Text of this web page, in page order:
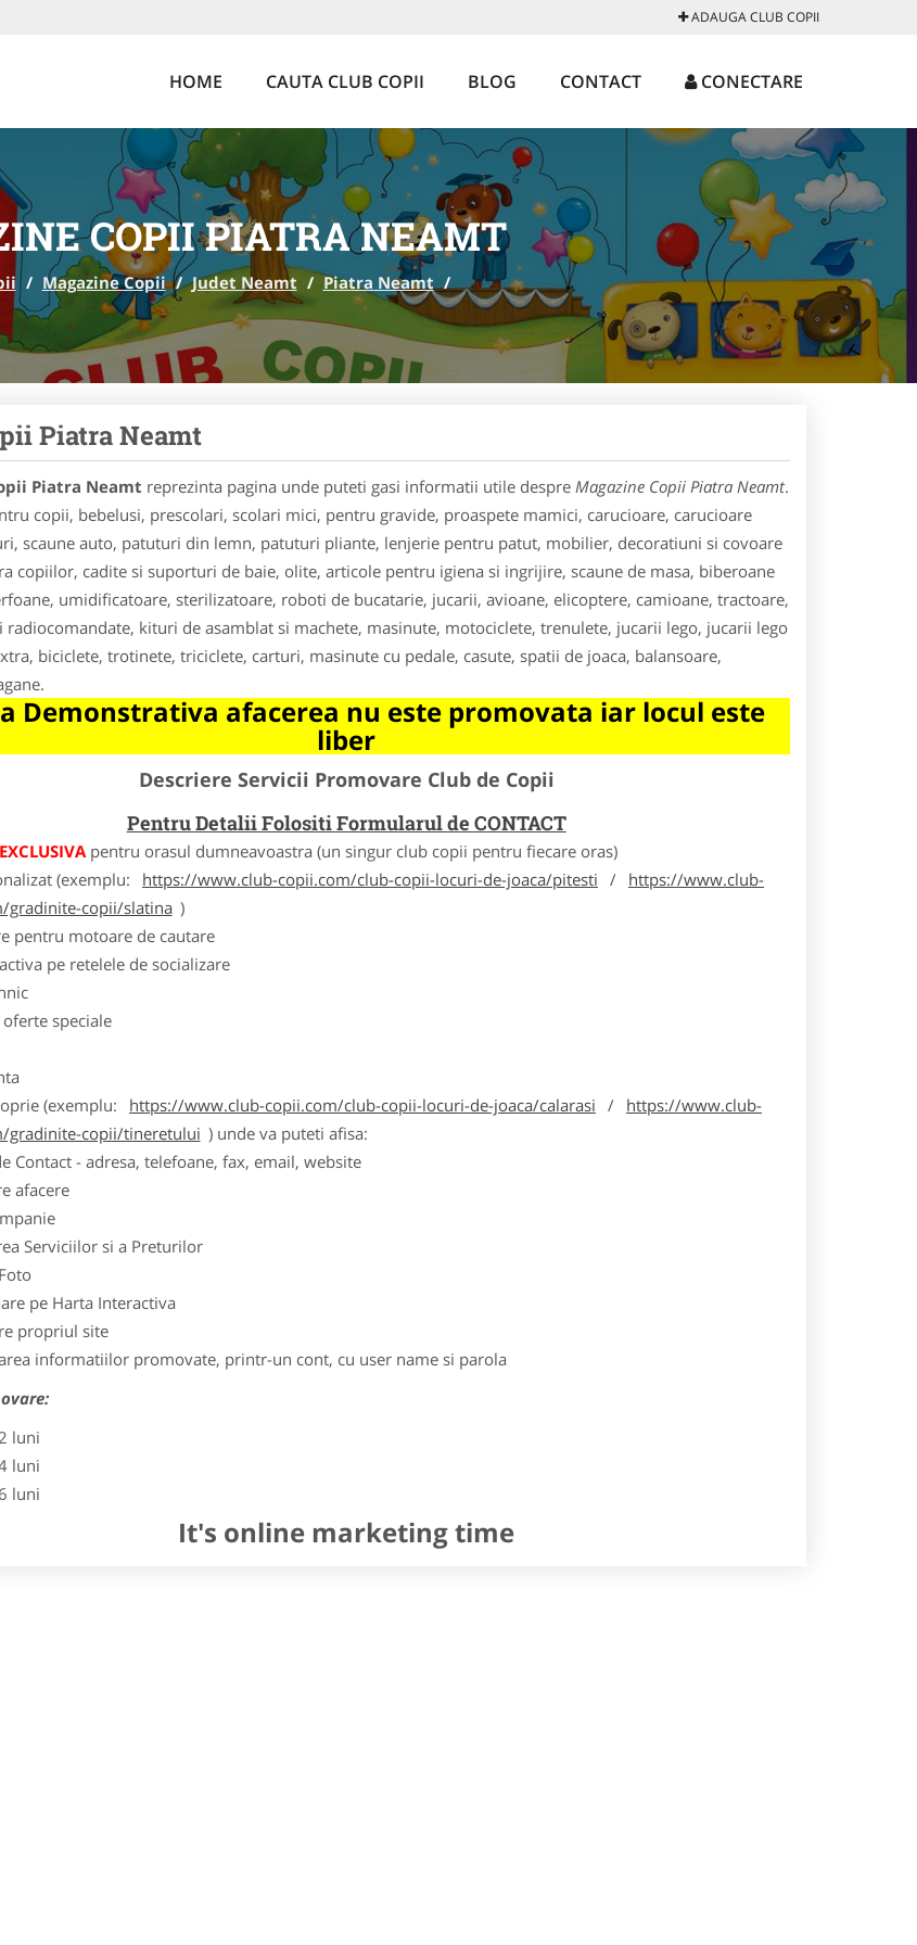
ADAUGA CLUB COPII
HOME CAUTA CLUB COPII BLOG CONTACT CONECTARE
COPII PIATRA NEAMT
/ Magazine Copii / Judet Neamt / Piatra Neamt /
Piatra Neamt
Piatra Neamt reprezinta pagina unde puteti gasi informatii utile despre Magazine Copii Piatra Neamt.
copii, bebelusi, prescolari, scolari mici, pentru gravide, proaspete mamici, carucioare, carucioare
scaune auto, patuturi din lemn, patuturi pliante, lenjerie pentru patut, mobilier, decoratiuni si covoare
copiilor, cadite si suporturi de baie, olite, articole pentru igiena si ingrijire, scaune de masa, biberoane
umidificatoare, sterilizatoare, roboti de bucatarie, jucarii, avioane, elicoptere, camioane, tractoare,
radiocomandate, kituri de asamblat si machete, masinute, motociclete, trenulete, jucarii lego, jucarii lego
biciclete, trotinete, triciclete, carturi, masinute cu pedale, casute, spatii de joaca, balansoare,
Demonstrativa afacerea nu este promovata iar locul este
liber
Descriere Servicii Promovare Club de Copii
Pentru Detalii Folositi Formularul de CONTACT
EXCLUSIVApentru orasul dumneavoastra (un singur club copii pentru fiecare oras)
(exemplu:
https://www.club-copii.com/club-copii-locuri-de-joaca/pitesti / https://www.club-
gradinite-copii/slatina )
pentru motoare de cautare
pe retelele de socializare
speciale
(exemplu:
https://www.club-copii.com/club-copii-locuri-de-joaca/calarasi / https://www.club-
gradinite-copii/tineretului ) unde va puteti afisa:
Contact - adresa, telefoane, fax, email, website
afacere
Serviciilor si a Preturilor
pe Harta Interactiva
propriul site
informatiilor promovate, printr-un cont, cu user name si parola
luni
luni
luni
It's online marketing time